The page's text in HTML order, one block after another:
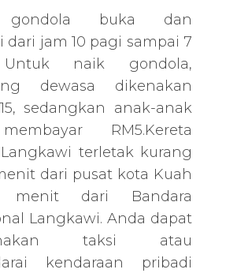
gondola buka dan
dari jam 10 pagi sampai 7
naik gondola,
dewasa dikenakan
sedangkan anak-anak
RM5.Kereta
terletak kurang
dari pusat kota Kuah
dari Bandara
Langkawi. Anda dapat
taksi atau
kendaraan pribadi